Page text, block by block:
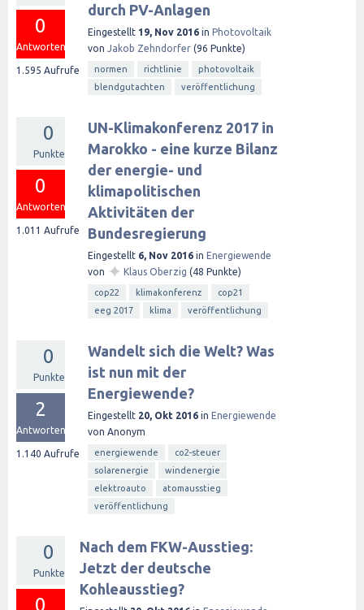
0
Antworten
1.595 Aufrufe
durch PV-Anlagen
Eingestellt 19, Nov 2016 in Photovoltaik
von Jakob Zehndorfer (96 Punkte)
normen richtlinie
photovoltaik
blendgutachten
veröffentlichung
0
Punkte
0
Antworten
1.011 Aufrufe
UN-Klimakonferenz 2017 in
Marokko - eine kurze Bilanz
der energie- und
klimapolitischen
Aktivitäten der
Bundesregierung
Eingestellt 6, Nov 2016 in Energiewende
von ✦ Klaus Oberzig (48 Punkte)
cop22 klimakonferenz
cop21
eeg 2017
klima veröffentlichung
0
Punkte
2
Antworten
1.140 Aufrufe
Wandelt sich die Welt? Was
ist nun mit der
Energiewende?
Eingestellt 20, Okt 2016 in Energiewende
von Anonym
energiewende
co2-steuer
solarenergie
windenergie
elektroauto
atomausstieg
veröffentlichung
0
Punkte
0
Nach dem FKW-Ausstieg:
Jetzt der deutsche
Kohleausstieg?